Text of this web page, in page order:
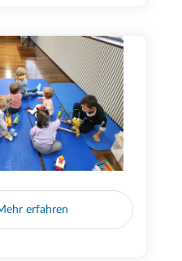
erfahren